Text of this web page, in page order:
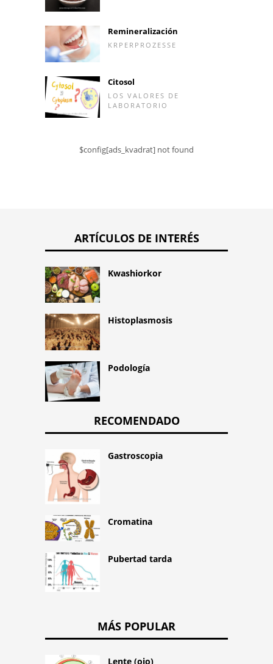
Remineralización
KRPERPROZESSE
Citosol
LOS VALORES DE
LABORATORIO
$config[ads_kvadrat] not found
ARTÍCULOS DE INTERÉS
Kwashiorkor
Histoplasmosis
Podología
RECOMENDADO
Gastroscopia
Cromatina
Pubertad tarda
MÁS POPULAR
Lente (ojo)